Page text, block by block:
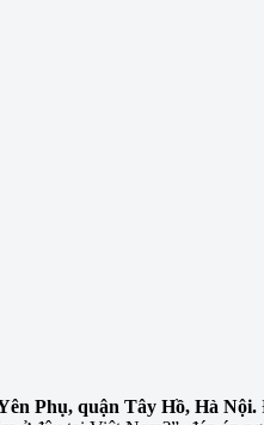
Phụ, quận Tây Hồ, Hà Nội.